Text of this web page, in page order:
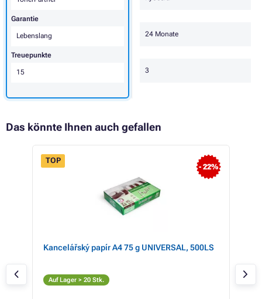
24 Monate
3
Garantie
Lebenslang
Treuepunkte
15
Das könnte Ihnen auch gefallen
- 22%
TOP
Kancelářský papír A4 75 g UNIVERSAL, 500LS
Auf Lager > 20 Stk.